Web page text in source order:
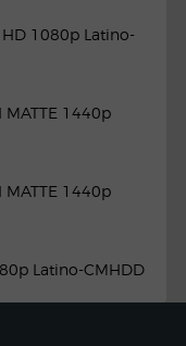
1080p Latino-
1440p
1440p
Latino-CMHDD